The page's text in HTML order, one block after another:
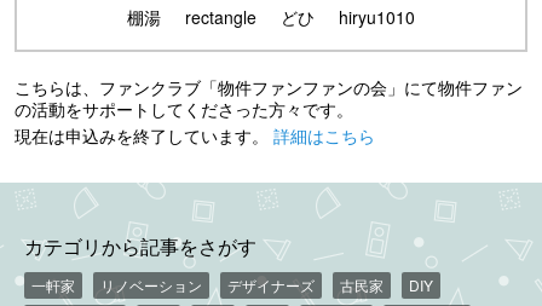
棚湯
rectangle どひ hiryu1010
こちらは、ファンクラブ「物件ファンファンの会」にて物件ファン
の活動をサポートしてくださった方々です。
現在は申込みを終了しています。 詳細はこちら
カテゴリから記事をさがす
一軒家 リノベーション デザイナーズ 古民家
DIY